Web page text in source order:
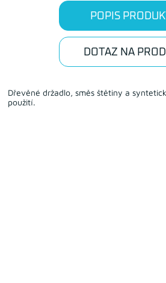
POPIS
DOTAZ NA
Dřevěné držadlo, směs štětiny a
použití.